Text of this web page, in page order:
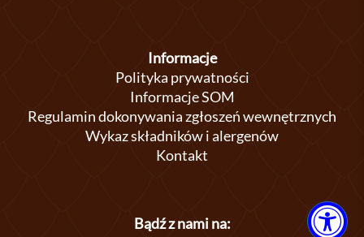
Informacje
Polityka prywatności
Informacje SOM
Regulamin dokonywania zgłoszeń wewnętrznych
Wykaz składników i alergenów
Kontakt
Bądź z nami na: